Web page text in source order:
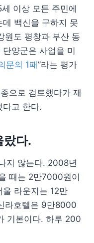
이상 모든 주민에
백신을 구하지 못
원도 평창과 부산 동
양군은 사업을 미
문의 1패”라는 평가
으로 검토했다가 재
다고 한다.
랐다.
지 않는다. 2008년
때는 2만7000원이
라운지는 12만
라호텔은 9만8000
기본이다. 하루 200